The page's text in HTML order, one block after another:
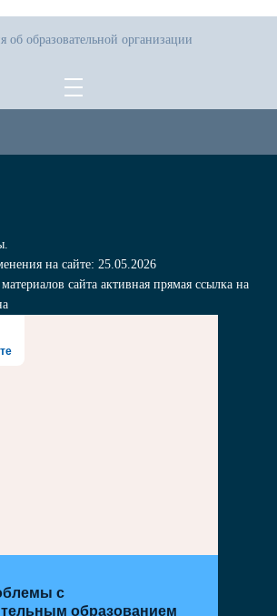
об образовательной организации
на сайте: 25.05.2026
сайта активная прямая ссылка на
с
образованием